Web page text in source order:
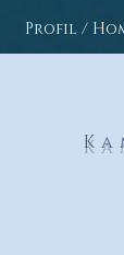
Profil /